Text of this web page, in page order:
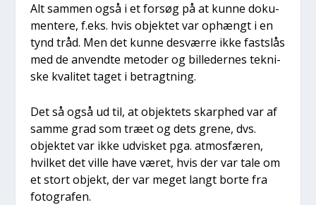
Alt sam­men også i et for­søg på at kun­ne doku­
men­te­re, f.eks. hvis objek­tet var ophængt i en
tynd tråd. Men det kun­ne desvær­re ikke fast­slås
med de anvend­te meto­der og bil­le­der­nes tek­ni­
ske kva­li­tet taget i betragt­ning.
Det så også ud til, at objek­tets skarp­hed var af
sam­me grad som træ­et og dets gre­ne, dvs.
objek­tet var ikke udvi­sket pga. atmos­fæ­ren,
hvil­ket det vil­le have været, hvis der var tale om
et stort objekt, der var meget langt bor­te fra
foto­gra­fen.